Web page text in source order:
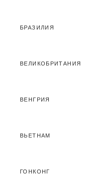
БРАЗИЛИЯ
ВЕЛИКОБРИТАНИЯ
ВЕНГРИЯ
ВЬЕТНАМ
ГОНКОНГ